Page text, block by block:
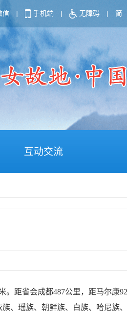
信 | 手机端 | 无障碍 | 简
互动交流
。距省会成都487公里，距马尔康92
、瑶族、朝鲜族、白族、哈尼族